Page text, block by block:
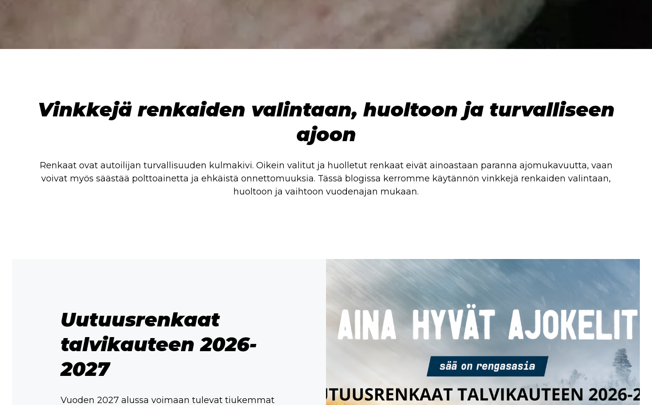
Vinkkejä renkaiden valintaan, huoltoon ja turvalliseen
ajoon
Renkaat ovat autoilijan turvallisuuden kulmakivi. Oikein valitut ja huolletut renkaat eivät ainoastaan paranna ajomukavuutta, vaan
voivat myös säästää polttoainetta ja ehkäistä onnettomuuksia. Tässä blogissa kerromme käytännön vinkkejä renkaiden valintaan,
huoltoon ja vaihtoon vuodenajan mukaan.
Uutuusrenkaat
talvikauteen 2026-
2027
Vuoden 2027 alussa voimaan tulevat tiukemmat